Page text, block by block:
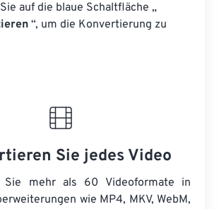
auf die blaue Schaltfläche „
“, um die Konvertierung zu
Sie jedes Video
Sie mehr als 60 Videoformate in
wie MP4, MKV, WebM,